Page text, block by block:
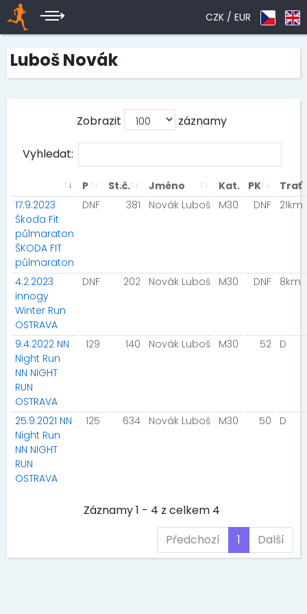
CZK / EUR
Luboš Novák
Zobrazit záznamy
Vyhledat:
P St.č. Jméno Kat. PK
Trať
17.9.2023
Škoda Fit
půlmaraton
ŠKODA FIT
půlmaraton
DNF 381 Novák Luboš M30 DNF 21km
4.2.2023
innogy
Winter Run
OSTRAVA
DNF 202 Novák Luboš M30 DNF 8km
9.4.2022 NN
Night Run
NN NIGHT
RUN
OSTRAVA
129 140 Novák Luboš M30 52 D
25.9.2021 NN
Night Run
NN NIGHT
RUN
OSTRAVA
125 634 Novák Luboš M30 50 D
Záznamy 1 - 4 z celkem 4
Předchozí
1 Další